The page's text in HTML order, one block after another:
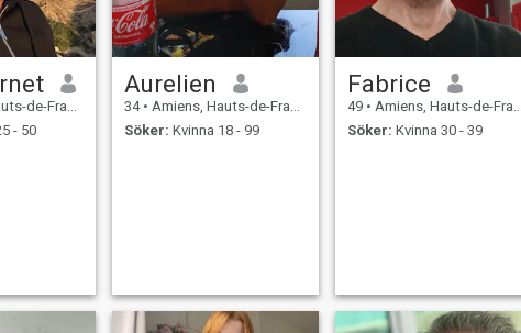
Frankrike
- 50
Aurelien
34 • Amiens, Hauts-de-France, Frankrike
Söker: Kvinna 18 - 99
Fabrice
49 • Amiens, Hauts-de-France, Frankrike
Söker: Kvinna 30 - 39